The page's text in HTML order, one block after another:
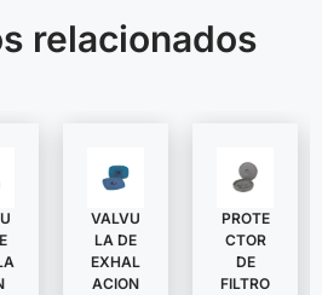
relacionados
VALVU
LA DE
EXHAL
ACION
PROTE
CTOR
DE
FILTRO